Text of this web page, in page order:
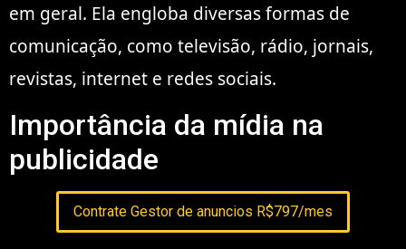
em geral. Ela engloba diversas formas de
comunicação, como televisão, rádio, jornais,
revistas, internet e redes sociais.
Importância da mídia na
publicidade
Contrate Gestor de anuncios R$797/mes